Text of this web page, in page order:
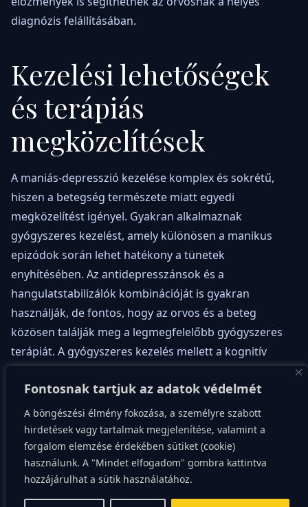
Fontosnak tartjuk az adatok védelmét
A böngészési élmény fokozása, a személyre szabott
hirdetések vagy tartalmak megjelenítése, valamint a
forgalom elemzése érdekében sütiket (cookie)
használunk. A "Mindet elfogadom" gombra kattintva
hozzájárulhat a sütik használatához.
diagnózis felállításában.
Kezelési lehetőségek
és terápiás
megközelítések
A maniás-depresszió kezelése komplex és sokrétű,
hiszen a betegség természete miatt egyedi
megközelítést igényel. Gyakran alkalmaznak
gyógyszeres kezelést, amely különösen a manikus
epizódok során lehet hatékony a tünetek
enyhítésében. Az antidepresszánsok és a
hangulatstabilizálók kombinációját is gyakran
használják, de fontos, hogy az orvos és a beteg
közösen találják meg a legmegfelelőbb gyógyszeres
terápiát. A gyógyszeres kezelés mellett a kognitív
viselkedésterápia (CBT) és más pszichoterápiás
módszerek is alkalmazhatók, amelyek segíthetnek az
érintettnek jobban megérteni és kezelni a betegségét.
A család és közösség
szerepe a kezelésben